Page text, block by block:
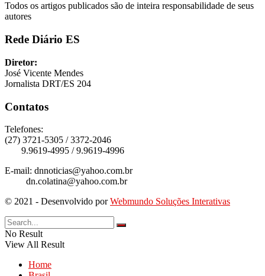
Todos os artigos publicados são de inteira responsabilidade de seus
autores
Rede Diário ES
Diretor:
José Vicente Mendes
Jornalista DRT/ES 204
Contatos
Telefones:
(27) 3721-5305 / 3372-2046
9.9619-4995 / 9.9619-4996
E-mail: dnnoticias@yahoo.com.br
dn.colatina@yahoo.com.br
© 2021 - Desenvolvido porWebmundo Soluções Interativas
No Result
View All Result
Home